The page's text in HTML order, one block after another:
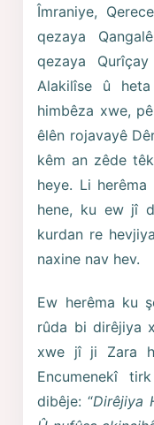
Îmraniye,
qezaya
qezaya
Alakilîse û
himbêza xwe,
êlên rojavayê
kêm an zêde
heye. Li
hene, ku ew jî
kurdan re
naxine nav hev.
Ew herêma ku
rûda bi dirêjiya
xwe jî ji Zara
Encumenekî
dibêje: “Dirêjiya